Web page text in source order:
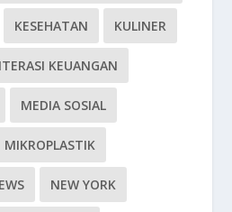
KESEHATAN KULINER
KEUANGAN
MEDIA SOSIAL
MIKROPLASTIK
NEW YORK